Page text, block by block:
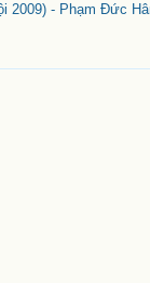
2009) - Phạm Đức